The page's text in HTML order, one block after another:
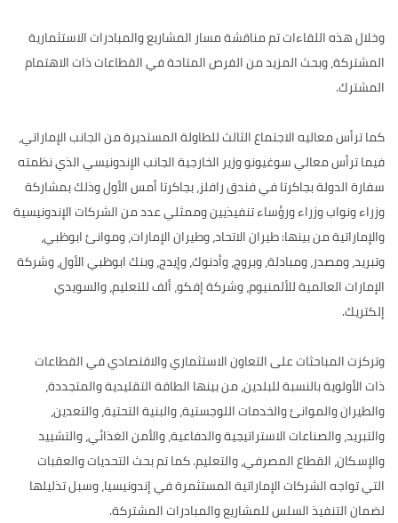
وخلال هذه اللقاءات تم مناقشة مسار المشاريع والمبادرات الاستثمارية
المشتركة، وبحث المزيد من الفرص المتاحة في القطاعات ذات الاهتمام
المشترك.
كما ترأس معاليه الاجتماع الثالث للطاولة المستديرة من الجانب الإماراتي،
فيما ترأس معالي سوغيونو وزير الخارجية الجانب الإندونيسي الذي نظمته
سفارة الدولة بجاكرتا في فندق رافلز، بجاكرتا أمس الأول وذلك بمشاركة
وزراء ونواب وزراء ورؤساء تنفيذيين وممثلي عدد من الشركات الإندونيسية
والإماراتية من بينها: طيران الاتحاد، وطيران الإمارات، وموانئ ابوظبي،
وتبريد، ومصدر، ومبادلة، وبروج، وأدنوك، وإيدج، وبنك ابوظبي الأول، وشركة
الإمارات العالمية للألمنيوم، وشركة إفكو، ألف للتعليم، والسويدي
إلكتريك.
وتركزت المباحثات على التعاون الاستثماري والاقتصادي في القطاعات
ذات الأولوية بالنسبة للبلدين، من بينها الطاقة التقليدية والمتجددة،
والطيران والموانئ والخدمات اللوجستية، والبنية التحتية، والتعدين،
والتبريد، والصناعات الاستراتيجية والدفاعية، والأمن الغذائي، والتشييد
والإسكان، القطاع المصرفي، والتعليم. كما تم بحث التحديات والعقبات
التي تواجه الشركات الإماراتية المستثمرة في إندونيسيا، وسبل تذليلها
لضمان التنفيذ السلس للمشاريع والمبادرات المشتركة.